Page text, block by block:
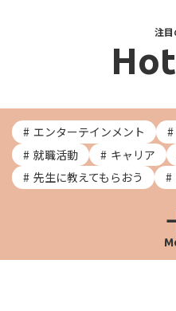
注目
エンターテインメント
就職活動
キャリア
先生に教えてもらおう